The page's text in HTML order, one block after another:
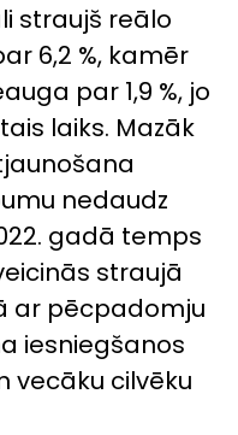
straujš reālo
6,2 %, kamēr
par 1,9 %, jo
laiks. Mazāk
nedaudz
gadā temps
straujā
ar pēcpadomju
iesniegšanos
vecāku cilvēku